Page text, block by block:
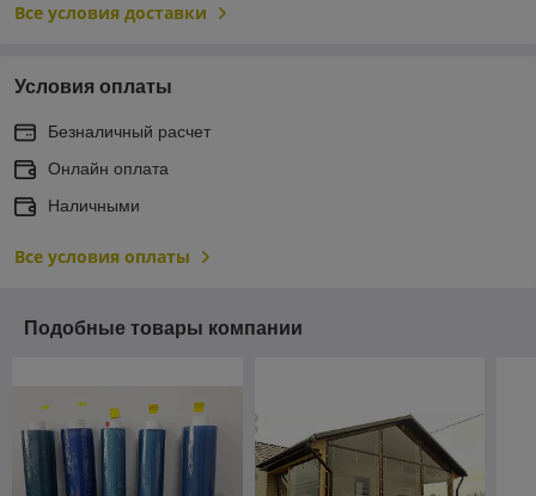
Все условия доставки
Условия оплаты
Безналичный расчет
Онлайн оплата
Наличными
Все условия оплаты
Подобные товары компании